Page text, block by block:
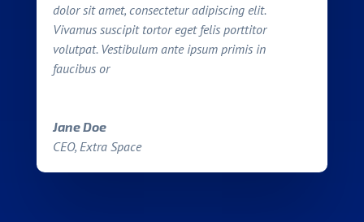
dolor sit amet, consectetur adipiscing elit.
Vivamus suscipit tortor eget felis porttitor
volutpat. Vestibulum ante ipsum primis in
faucibus or
Jane Doe
CEO, Extra Space